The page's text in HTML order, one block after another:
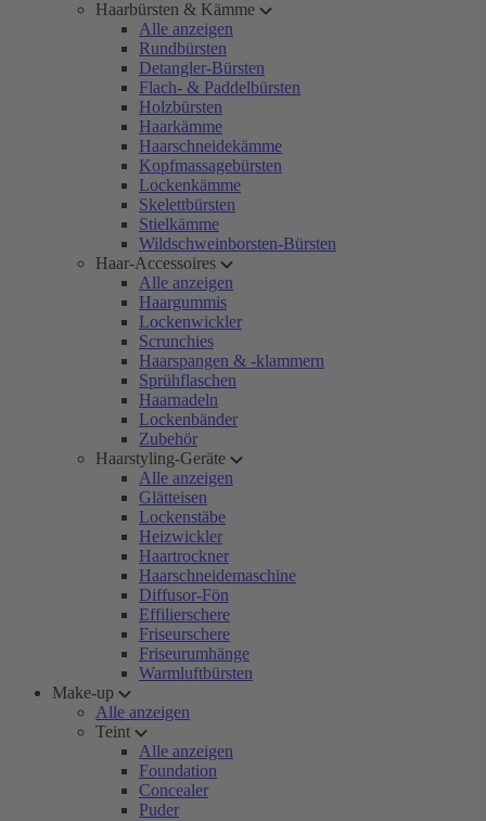
Haarbürsten & Kämme
Alle anzeigen
Rundbürsten
Detangler-Bürsten
Flach- & Paddelbürsten
Holzbürsten
Haarkämme
Haarschneidekämme
Kopfmassagebürsten
Lockenkämme
Skelettbürsten
Stielkämme
Wildschweinborsten-Bürsten
Haar-Accessoires
Alle anzeigen
Haargummis
Lockenwickler
Scrunchies
Haarspangen & -klammern
Sprühflaschen
Haarnadeln
Lockenbänder
Zubehör
Haarstyling-Geräte
Alle anzeigen
Glätteisen
Lockenstäbe
Heizwickler
Haartrockner
Haarschneidemaschine
Diffusor-Fön
Effilierschere
Friseurschere
Friseurumhänge
Warmluftbürsten
Make-up
Alle anzeigen
Teint
Alle anzeigen
Foundation
Concealer
Puder